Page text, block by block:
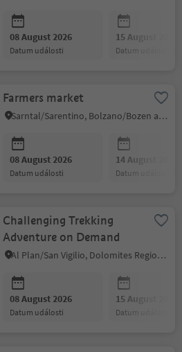
08 August 2026
datum události
15 August 2026
datum události
Farmers market
Sarntal/Sarentino, Bolzano/Bozen and environs
08 August 2026
datum události
14 August 2026
datum události
Challenging Trekking
Adventure on Demand
Al Plan/San Vigilio, Dolomites Region Kronplatz/Plan de Corones
08 August 2026
datum události
15 August 2026
datum události